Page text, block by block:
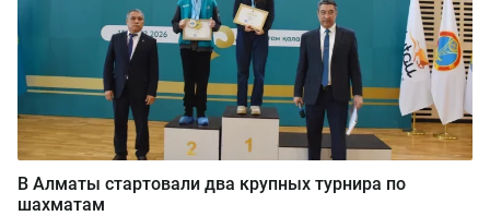
В Алматы стартовали два крупных турнира по
шахматам